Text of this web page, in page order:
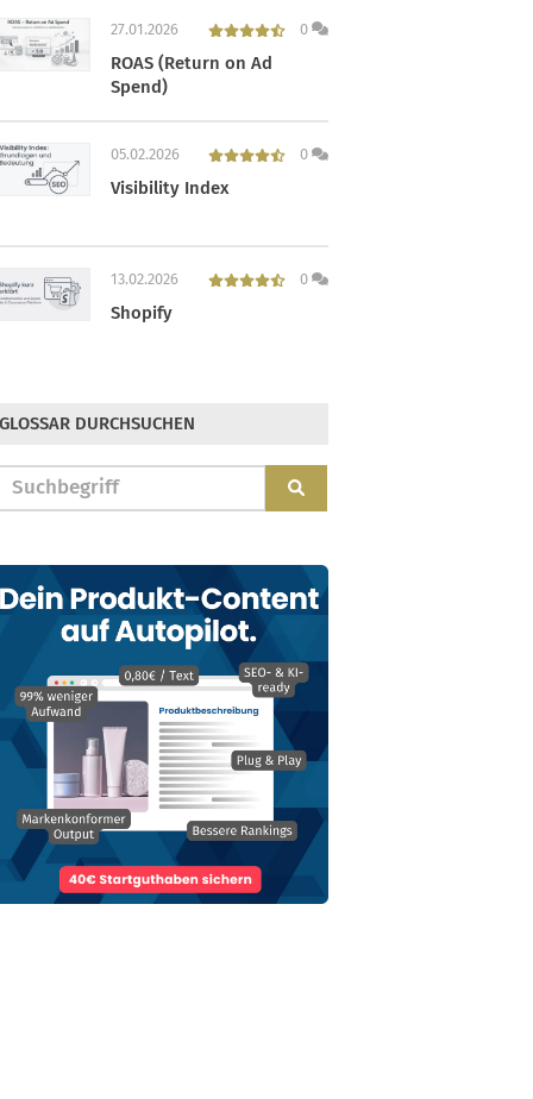
27.01.2026 0
ROAS (Return on Ad
Spend)
05.02.2026 0
Visibility Index
13.02.2026 0
Shopify
GLOSSAR DURCHSUCHEN